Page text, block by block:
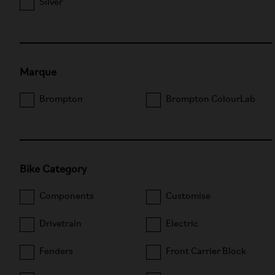
Silver
Marque
Brompton Brompton ColourLab
Bike Category
Components Customise
Drivetrain Electric
Fenders Front Carrier Block